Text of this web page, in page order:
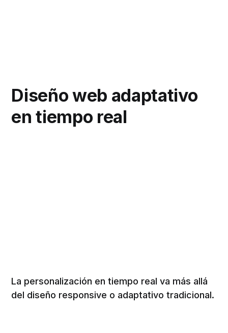
Diseño web adaptativo
en tiempo real
La personalización en tiempo real va más allá
del diseño responsive o adaptativo tradicional.